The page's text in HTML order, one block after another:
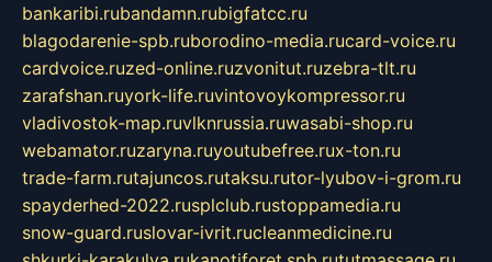
bankaribi.rubandamn.rubigfatcc.ru
blagodarenie-spb.ruborodino-media.rucard-voice.ru
cardvoice.ruzed-online.ruzvonitut.ruzebra-tlt.ru
zarafshan.ruyork-life.ruvintovoykompressor.ru
vladivostok-map.ruvlknrussia.ruwasabi-shop.ru
webamator.ruzaryna.ruyoutubefree.rux-ton.ru
trade-farm.rutajuncos.rutaksu.rutor-lyubov-i-grom.ru
spayderhed-2022.rusplclub.rustoppamedia.ru
snow-guard.ruslovar-ivrit.rucleanmedicine.ru